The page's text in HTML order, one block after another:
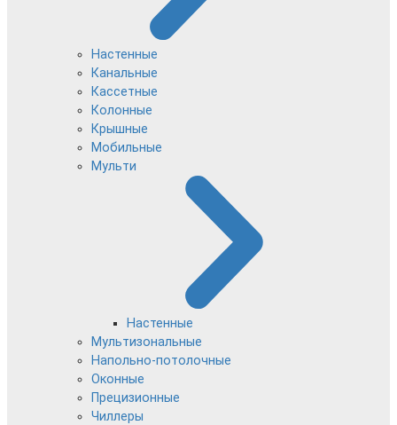
Настенные
Канальные
Кассетные
Колонные
Крышные
Мобильные
Мульти
Настенные
Мультизональные
Напольно-потолочные
Оконные
Прецизионные
Чиллеры